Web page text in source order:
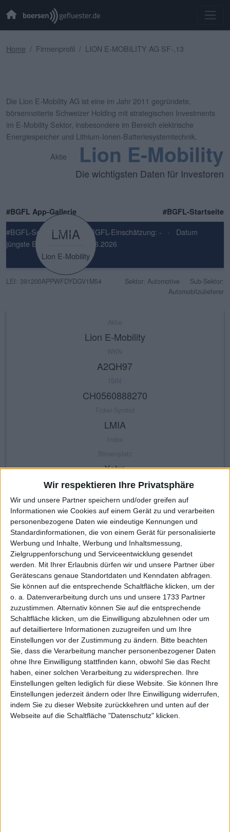
Wir respektieren Ihre Privatsphäre
Wir und unsere Partner speichern und/oder greifen auf
Informationen wie Cookies auf einem Gerät zu und verarbeiten
personenbezogene Daten wie eindeutige Kennungen und
Standardinformationen, die von einem Gerät für personalisierte
Werbung und Inhalte, Werbung und Inhaltsmessung,
Zielgruppenforschung und Serviceentwicklung gesendet
werden.
Mit Ihrer Erlaubnis dürfen wir und unsere Partner über
Gerätescans genaue Standortdaten und Kenndaten abfragen.
Sie können auf die entsprechende Schaltfläche klicken, um der
o. a. Datenverarbeitung durch uns und unsere 1733 Partner
zuzustimmen. Alternativ können Sie auf die entsprechende
Schaltfläche klicken, um die Einwilligung abzulehnen oder um
auf detailliertere Informationen zuzugreifen und um Ihre
Einstellungen vor der Zustimmung zu ändern.
Bitte beachten
Sie, dass die Verarbeitung mancher personenbezogener Daten
ohne Ihre Einwilligung stattfinden kann, obwohl Sie das Recht
haben, einer solchen Verarbeitung zu widersprechen. Ihre
Einstellungen gelten lediglich für diese Website. Sie können Ihre
Einstellungen jederzeit ändern oder Ihre Einwilligung widerrufen,
indem Sie zu dieser Website zurückkehren und unten auf der
Webseite auf die Schaltfläche "Datenschutz" klicken.
Home Firmenprofil LION E-MOBILITY AG SF-,13
Die Lion E-Mobility AG ist eine im Jahr 2011 gegründete,
börsennotierte Schweizer Holding mit strategischen Investments
im E-Mobility Sektor, insbesondere im Bereich elektrische
Energiespeicher und Lithium-Ionen-Batteriesystemtechnik.
Aktie
Lion E-Mobility
Die wichtigsten Daten für Investoren
#BGFL App-Gallerie #BGFL-Startseite
LMIA
Lion E-Mobility
#BGFL-Sentiment: - · #BGFL-Einschätzung: - ·
Datum
jüngste Einschätzung: 25.06.2026
LEI: 391200APPWFDYDGV1M54 Sektor: Automotive
Sub-Sektor:
Automobilzulieferer
Aktie
Lion E-Mobility
WKN
A2QH97
ISIN
CH0560888270
Ticker-Symbol
LMIA
Index
Börsenplatz
Xetra
KAUF VERKAUF
Made with ❤ von BGFL
Stammdaten Nachrichten
Jahresschlusskurse
Termine
Ergebnis je Aktie
Dividende je Aktie
Finanzdaten
Social/Regio/Peers
Charts/Performance
Performance Profi-Chart Basis-Chart
Dieser Chart zeigt den Kurs der Aktie von Lion E-Mobility in
einfacher Linienform. Wenn Sie an detaillierteren Darstellungen
interessiert sind, wechseln Sie zum Profi-Chart.